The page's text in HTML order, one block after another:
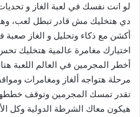
لو انت نفسك في لعبة الغاز و
دي هتخليك مش قادر تبطل لعب،
اختيارك مغامرة عالمية هتخليك
أخطر المجرمين في العالم اللعبة
مرحلة هتواجه ألغاز ومغامرات
تقدر تمسك المجرمين وتوقف
هيكون معاك الشرطة الدولية وكل